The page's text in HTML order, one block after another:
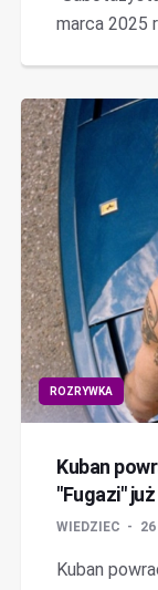
marca 2025
ROZRYWKA
Kuban
"Fugazi"
WIEDZIEC
Kuban